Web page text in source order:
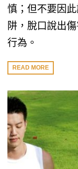
慎；但不要因
阱，脫口說出
行為。
READ MORE